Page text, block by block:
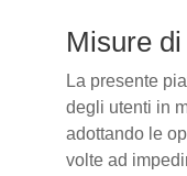
Misure
La presente
degli utenti in
adottando le
volte ad